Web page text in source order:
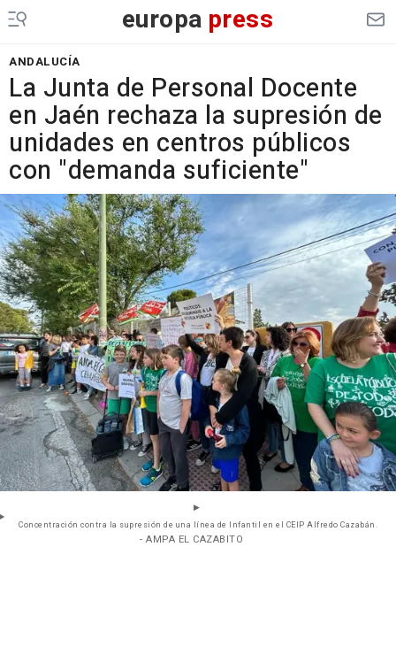
europa press
ANDALUCÍA
La Junta de Personal Docente
en Jaén rechaza la supresión de
unidades en centros públicos
con "demanda suficiente"
Concentración contra la supresión de una línea de Infantil en el CEIP Alfredo Cazabán.
- AMPA EL CAZABITO